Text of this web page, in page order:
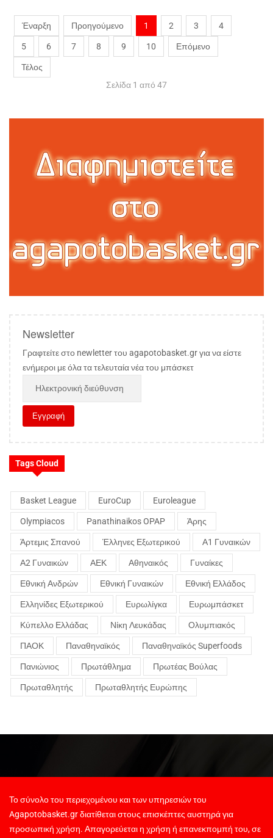
Έναρξη Προηγούμενο 1 2 3 4
5 6 7 8 9 10 Επόμενο
Τέλος
Σελίδα 1 από 47
Newsletter
Γραφτείτε στο newletter του agapotobasket.gr για να είστε
ενήμεροι με όλα τα τελευταία νέα του μπάσκετ
Tags Cloud
Basket League EuroCup Euroleague
Olympiacos Panathinaikos OPAP Άρης
Άρτεμις Σπανού Έλληνες Εξωτερικού Α1 Γυναικών
Α2 Γυναικών ΑΕΚ Αθηναικός Γυναίκες
Εθνική Ανδρών Εθνική Γυναικών Εθνική Ελλάδος
Ελληνίδες Εξωτερικού Ευρωλίγκα Ευρωμπάσκετ
Κύπελλο Ελλάδας Νίκη Λευκάδας Ολυμπιακός
ΠΑΟΚ Παναθηναϊκός Παναθηναϊκός Superfoods
Πανιώνιος Πρωτάθλημα Πρωτέας Βούλας
Πρωταθλητής Πρωταθλητής Ευρώπης
Το σύνολο του περιεχομένου και των υπηρεσιών του
Agapotobasket.gr διατίθεται στους επισκέπτες αυστηρά για
προσωπική χρήση. Απαγορεύεται η χρήση ή επανεκπομπή του, σε